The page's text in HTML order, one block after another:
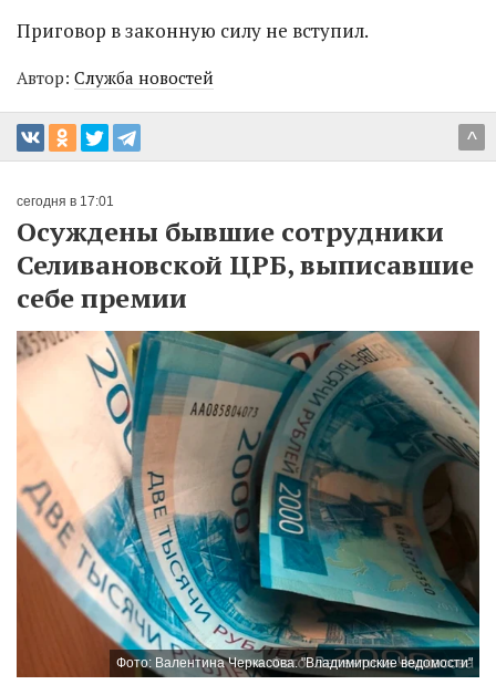
Приговор в законную силу не вступил.
Автор: Служба новостей
^
сегодня в 17:01
Осуждены бывшие сотрудники
Селивановской ЦРБ, выписавшие
себе премии
Фото: Валентина Черкасова. "Владимирские ведомости"